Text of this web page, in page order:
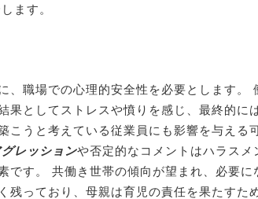
ます。
職場での心理的安全性を必要とします。
としてストレスや憤りを感じ、最終的に
うと考えている従業員にも影響を与える
レッションや否定的なコメントはハラスメ
す。 共働き世帯の傾向が望まれ、必要に
っており、母親は育児の責任を果たすた